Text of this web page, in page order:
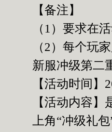
【备注】
（1）要求在
（2）每个玩
新服冲级第二
【活动时间】
【活动内容
上角“冲级礼